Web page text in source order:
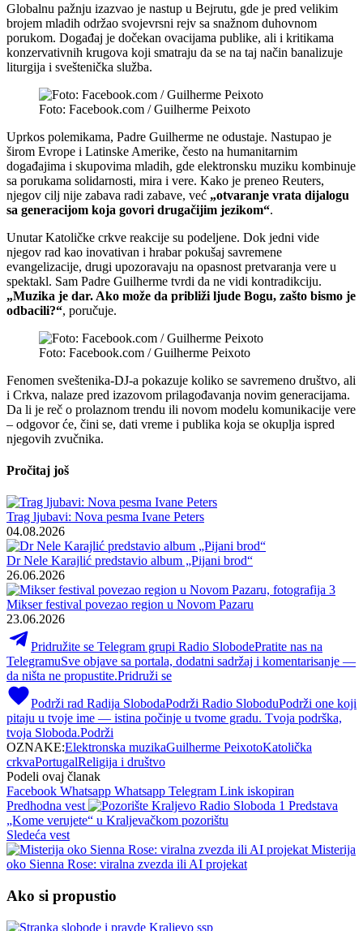
Globalnu pažnju izazvao je nastup u Bejrutu, gde je pred velikim
brojem mladih održao svojevrsni rejv sa snažnom duhovnom
porukom. Događaj je dočekan ovacijama publike, ali i kritikama
konzervativnih krugova koji smatraju da se na taj način banalizuje
liturgija i sveštenička služba.
Foto: Facebook.com / Guilherme Peixoto
Uprkos polemikama, Padre Guilherme ne odustaje. Nastupao je
širom Evrope i Latinske Amerike, često na humanitarnim
događajima i skupovima mladih, gde elektronsku muziku kombinuje
sa porukama solidarnosti, mira i vere. Kako je preneo Reuters,
njegov cilj nije zabava radi zabave, već „otvaranje vrata dijalogu
sa generacijom koja govori drugačijim jezikom“.
Unutar Katoličke crkve reakcije su podeljene. Dok jedni vide
njegov rad kao inovativan i hrabar pokušaj savremene
evangelizacije, drugi upozoravaju na opasnost pretvaranja vere u
spektakl. Sam Padre Guilherme tvrdi da ne vidi kontradikciju.
„Muzika je dar. Ako može da približi ljude Bogu, zašto bismo je
odbacili?“, poručuje.
Foto: Facebook.com / Guilherme Peixoto
Fenomen sveštenika-DJ-a pokazuje koliko se savremeno društvo, ali
i Crkva, nalaze pred izazovom prilagođavanja novim generacijama.
Da li je reč o prolaznom trendu ili novom modelu komunikacije vere
– odgovor će, čini se, dati vreme i publika koja se okuplja ispred
njegovih zvučnika.
Pročitaj još
Trag ljubavi: Nova pesma Ivane Peters
04.08.2026
Dr Nele Karajlić predstavio album „Pijani brod“
26.06.2026
Mikser festival povezao region u Novom Pazaru
23.06.2026
Pridružite se Telegram grupi Radio SlobodePratite nas na
TelegramuSve objave sa portala, dodatni sadržaj i komentarisanje —
da ništa ne propustite.Pridruži se
Podrži rad Radija SlobodaPodrži Radio SloboduPodrži one koji
pitaju u tvoje ime — istina počinje u tvome gradu. Tvoja podrška,
tvoja Sloboda.Podrži
OZNAKE:Elektronska muzikaGuilherme PeixotoKatolička
crkvaPortugalReligija i društvo
Podeli ovaj članak
Facebook Whatsapp Whatsapp Telegram Link iskopiran
Predhodna vest
Predstava
„Kome verujete“ u Kraljevačkom pozorištu
Sledeća vest
Misterija
oko Sienna Rose: viralna zvezda ili AI projekat
Ako si propustio